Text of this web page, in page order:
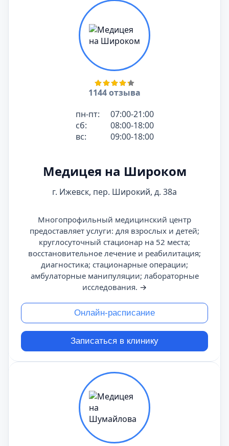
1144 отзыва
пн-пт:
07:00-21:00
сб:
08:00-18:00
вс:
09:00-18:00
Медицея на Широком
г. Ижевск, пер. Широкий, д. 38а
Многопрофильный медицинский центр
предоставляет услуги: для взрослых и детей;
круглосуточный стационар на 52 места;
восстановительное лечение и реабилитация;
диагностика; стационарные операции;
амбулаторные манипуляции; лабораторные
исследования. →
Онлайн-расписание
Записаться в клинику